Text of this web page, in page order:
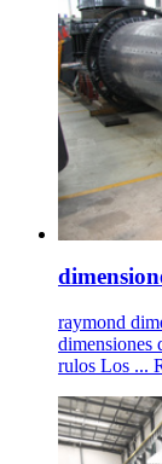
raymond
dimensiones
rulos Los ...